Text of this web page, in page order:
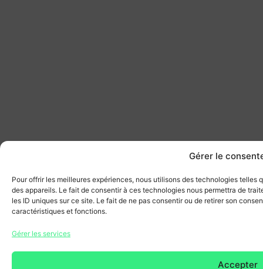
Gérer le
Pour offrir les meilleures expériences, nous utilisons des technologies
des appareils. Le fait de consentir à ces technologies nous permettra de
les ID uniques sur ce site. Le fait de ne pas consentir ou de retirer son
caractéristiques et fonctions.
Gérer les services
Accepter